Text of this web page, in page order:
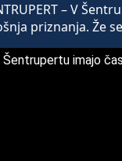
– V
priznanja. Že
Šentrupertu imajo